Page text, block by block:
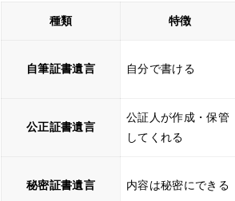
種類 特徴
自筆証書遺言 自分で書ける
公正証書遺言
公証人が作成・保管
してくれる
秘密証書遺言 内容は秘密にできる